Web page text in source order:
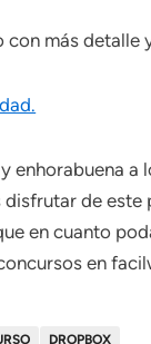
con más detalle
enhorabuena a
disfrutar de este
en cuanto
en
DROPBOX